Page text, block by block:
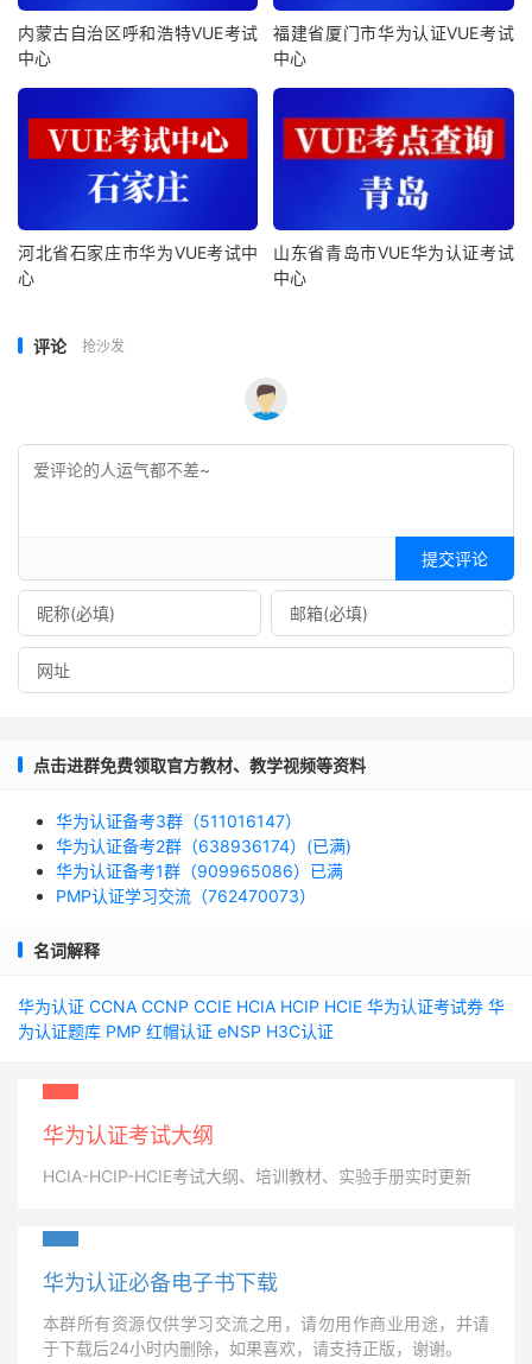
内蒙古自治区呼和浩特VUE考试
中心
福建省厦门市华为认证VUE考试
中心
河北省石家庄市华为VUE考试中
心
山东省青岛市VUE华为认证考试
中心
评论 抢沙发
提交评论
点击进群免费领取官方教材、教学视频等资料
华为认证备考3群（511016147）
华为认证备考2群（638936174）(已满)
华为认证备考1群（909965086）已满
PMP认证学习交流（762470073）
名词解释
华为认证 CCNA CCNP CCIE HCIA HCIP HCIE 华为认证考试券 华
为认证题库 PMP 红帽认证 eNSP H3C认证
华为认证考试大纲
HCIA-HCIP-HCIE考试大纲、培训教材、实验手册实时更新
华为认证必备电子书下载
本群所有资源仅供学习交流之用，请勿用作商业用途，并请
于下载后24小时内删除，如果喜欢，请支持正版，谢谢。